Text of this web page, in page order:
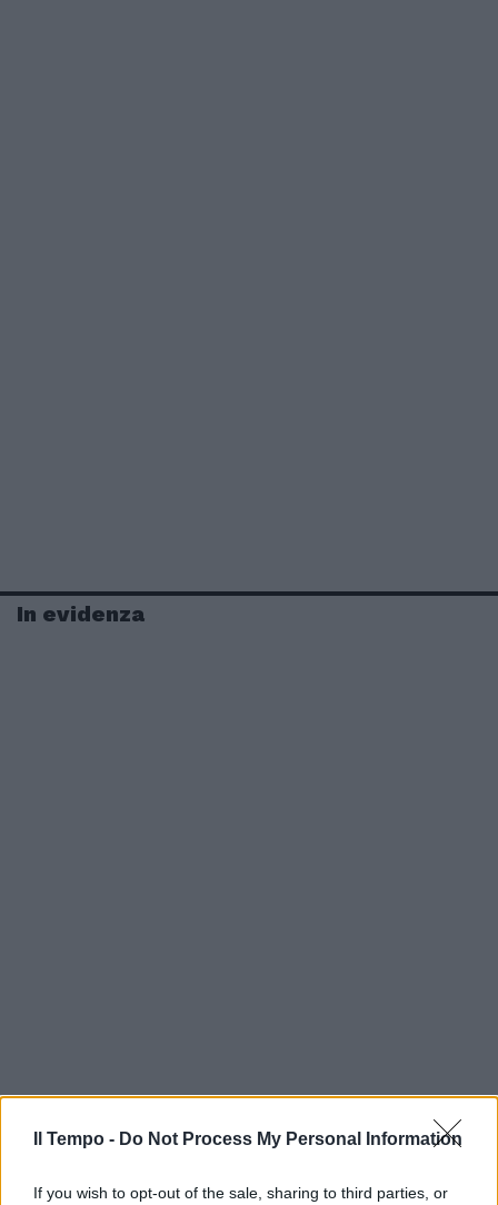
Il Tempo - Do Not Process My Personal Information
If you wish to opt-out of the sale, sharing to third parties, or
In evidenza